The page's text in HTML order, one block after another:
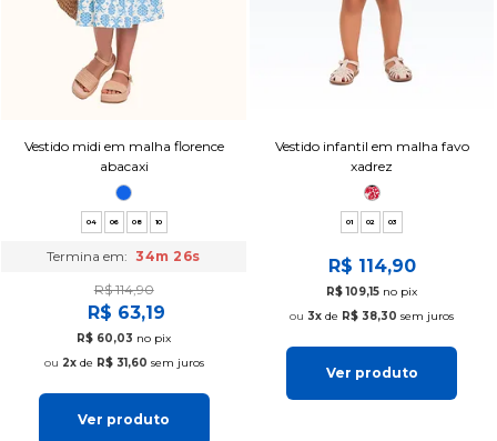
Vestido midi em malha florence
abacaxi
04 06 08 10
Termina em: 34m 25s
R$ 114,90
R$ 63,19
R$ 60,03 no pix
2xde R$ 31,60 sem juros
Ver produto
Vestido infantil em malha favo
xadrez
01 02 03
R$ 114,90
R$ 109,15 no pix
3x de R$ 38,30 sem juros
Ver produto